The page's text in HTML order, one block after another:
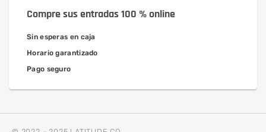
Compre sus entradas 100 % online
Sin esperas en caja
Horario garantizado
Pago seguro